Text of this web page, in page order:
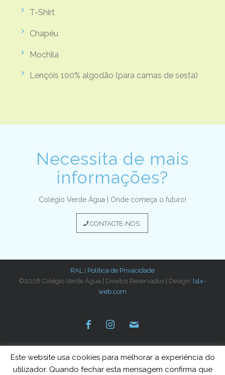
T-Shirt
Chapéu
Mochila
Lençóis 100% algodão (para camas de sesta)
Necessita de mais
informações?
Colégio Verde Água | Onde começa o futuro!
CONTACTE-NOS
RAL
Política de Privacidade
©2026 Colégio Verde Água | Direitos Reservados | Design: lslx-
web.com
Este website usa cookies para melhorar a experiência do
utilizador. Quando fechar esta mensagem confirma que